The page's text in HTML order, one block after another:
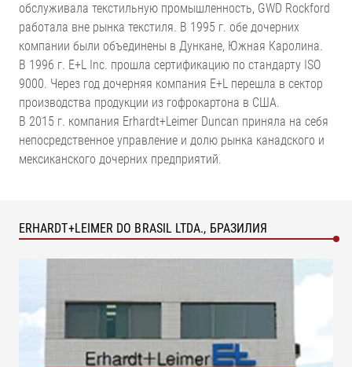
обслуживала текстильную промышленность, GWD Rockford
работала вне рынка текстиля. В 1995 г. обе дочерних
компании были объединены в Дункане, Южная Каролина.
В 1996 г. E+L Inc. прошла сертификацию по стандарту ISO
9000. Через год дочерняя компания E+L перешла в сектор
производства продукции из гофрокартона в США.
В 2015 г. компания Erhardt+Leimer Duncan приняла на себя
непосредственное управление и долю рынка канадского и
мексиканского дочерних предприятий.
ERHARDT+LEIMER DO BRASIL LTDA., БРАЗИЛИЯ